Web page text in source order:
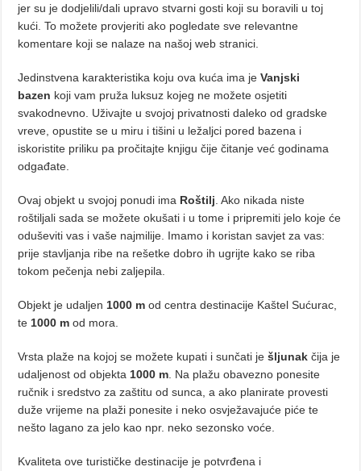
jer su je dodjelili/dali upravo stvarni gosti koji su boravili u toj
kući. To možete provjeriti ako pogledate sve relevantne
komentare koji se nalaze na našoj web stranici.
Jedinstvena karakteristika koju ova kuća ima jeVanjski
bazen koji vam pruža luksuz kojeg ne možete osjetiti
svakodnevno. Uživajte u svojoj privatnosti daleko od gradske
vreve, opustite se u miru i tišini u ležaljci pored bazena i
iskoristite priliku pa pročitajte knjigu čije čitanje već godinama
odgađate.
Ovaj objekt u svojoj ponudi ima Roštilj . Ako nikada niste
roštiljali sada se možete okušati i u tome i pripremiti jelo koje će
oduševiti vas i vaše najmilije. Imamo i koristan savjet za vas:
prije stavljanja ribe na rešetke dobro ih ugrijte kako se riba
tokom pečenja nebi zaljepila.
Objekt je udaljen 1000 m od centra destinacije Kaštel Sućurac,
te 1000 m od mora.
Vrsta plaže na kojoj se možete kupati i sunčati ješljunak čija je
udaljenost od objekta 1000 m . Na plažu obavezno ponesite
ručnik i sredstvo za zaštitu od sunca, a ako planirate provesti
duže vrijeme na plaži ponesite i neko osvježavajuće piće te
nešto lagano za jelo kao npr. neko sezonsko voće.
Kvaliteta ove turističke destinacije je potvrđena i